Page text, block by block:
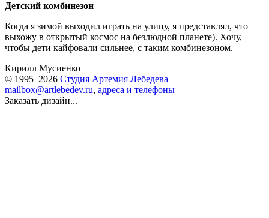
Детский комбинезон
Когда я зимой выходил играть на улицу, я представлял, что
выхожу в открытый космос на безлюдной планете). Хочу,
чтобы дети кайфовали сильнее, с таким комбинезоном.
Кирилл Мусиенко
© 1995–2026 Студия Артемия Лебедева
mailbox@artlebedev.ru, адреса и телефоны
Заказать дизайн...